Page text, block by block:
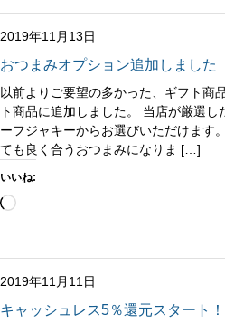
み
中…
2019年11月13日
おつまみオプション追加しました
以前よりご要望の多かった、ギフト商
ト商品に追加しました。 当店が厳選
ーフジャキーからお選びいただけます
ても良く合うおつまみになりま […]
いいね:
読
み
中…
2019年11月11日
キャッシュレス5％還元スタート！